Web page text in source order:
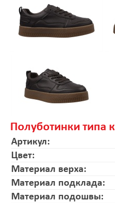
Полуботинки типа
Артикул:
Цвет:
Материал верха:
Материал подклада:
Материал подошвы: